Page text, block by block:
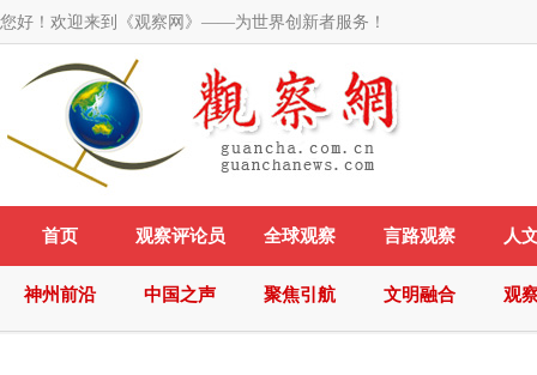
您好！欢迎来到《观察网》——为世界创新者服务！
首页 观察评论员 全球观察 言路观察 人
神州前沿 中国之声 聚焦引航 文明融合 观